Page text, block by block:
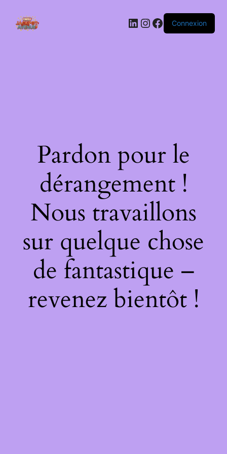
LinkedIn
Instagram
Facebook
Connexion
Pardon pour le
dérangement !
Nous travaillons
sur quelque chose
de fantastique –
revenez bientôt !